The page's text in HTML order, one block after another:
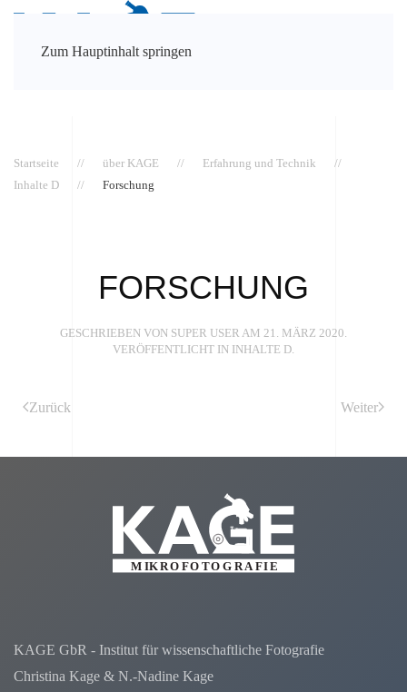
Zum Hauptinhalt springen
Startseite über KAGE
Erfahrung und Technik
Inhalte D
Forschung
FORSCHUNG
GESCHRIEBEN VON SUPER USER AM 21. MÄRZ 2020
VERÖFFENTLICHT IN INHALTE D
Zurück Weiter
KAGE GbR - Institut für wissenschaftliche Fotografie
Christina Kage & N.-Nadine Kage